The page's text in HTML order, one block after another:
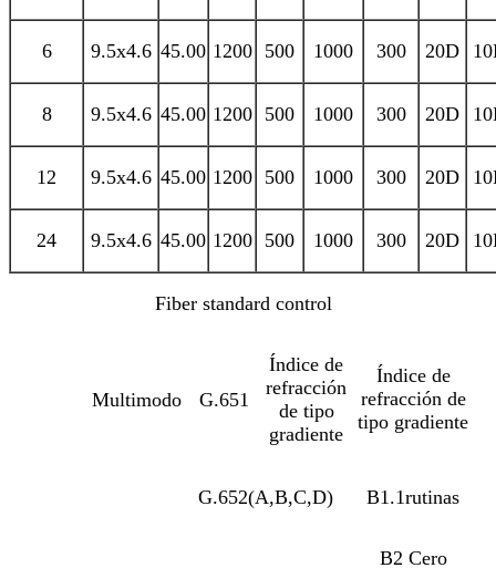
6 9.5x4.6 45.00 1200 500 1000 300 20D
8 9.5x4.6 45.00 1200 500 1000 300 20D
12 9.5x4.6 45.00 1200 500 1000 300 20D
24 9.5x4.6 45.00 1200 500 1000 300 20D
Fiber standard control
Multimodo G.651
Índice de
refracción
de tipo
gradiente
Índice de
refracción de
tipo gradiente
G.652(A,B,C,D) B1.1rutinas
B2 Cero